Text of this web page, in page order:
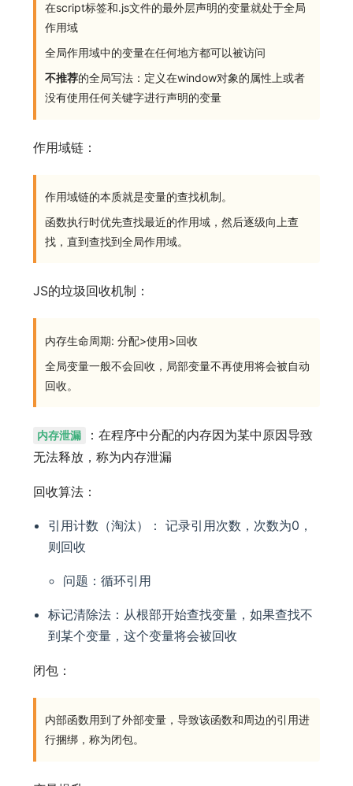
在script标签和.js文件的最外层声明的变量就处于全局
作用域
全局作用域中的变量在任何地方都可以被访问
不推荐的全局写法：定义在window对象的属性上或者
没有使用任何关键字进行声明的变量
作用域链：
作用域链的本质就是变量的查找机制。
函数执行时优先查找最近的作用域，然后逐级向上查
找，直到查找到全局作用域。
JS的垃圾回收机制：
内存生命周期: 分配>使用>回收
全局变量一般不会回收，局部变量不再使用将会被自动
回收。
内存泄漏
：在程序中分配的内存因为某中原因导致
无法释放，称为内存泄漏
回收算法：
引用计数（淘汰）： 记录引用次数，次数为0，
则回收
问题：循环引用
标记清除法：从根部开始查找变量，如果查找不
到某个变量，这个变量将会被回收
闭包：
内部函数用到了外部变量，导致该函数和周边的引用进
行捆绑，称为闭包。